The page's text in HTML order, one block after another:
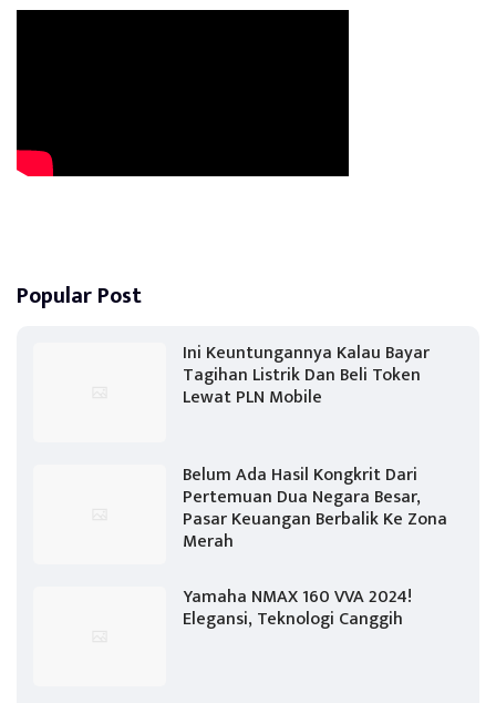
Popular Post
Ini Keuntungannya Kalau Bayar
Tagihan Listrik Dan Beli Token
Lewat PLN Mobile
Belum Ada Hasil Kongkrit Dari
Pertemuan Dua Negara Besar,
Pasar Keuangan Berbalik Ke Zona
Merah
Yamaha NMAX 160 VVA 2024!
Elegansi, Teknologi Canggih